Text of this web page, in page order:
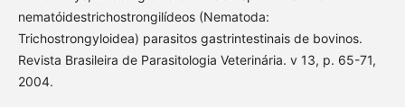
nematóidestrichostrongilídeos (Nematoda:
Trichostrongyloidea) parasitos gastrintestinais de bovinos.
Revista Brasileira de Parasitologia Veterinária. v 13, p. 65-71,
2004.